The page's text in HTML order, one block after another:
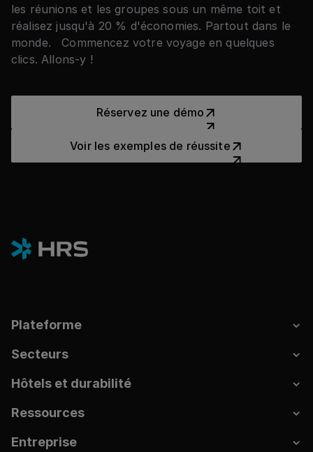
les réunions et les groupes sous un même toit et
réalisez jusqu'à 20 % d'économies. Partout dans le
monde. Commencez votre voyage en quelques
clics. Allons-y !
Réservez une démo
Voir les exemples de
Voir les exemples de réussite
Plateforme
Secteurs
Hôtels et durabilité
Ressources
Entreprise